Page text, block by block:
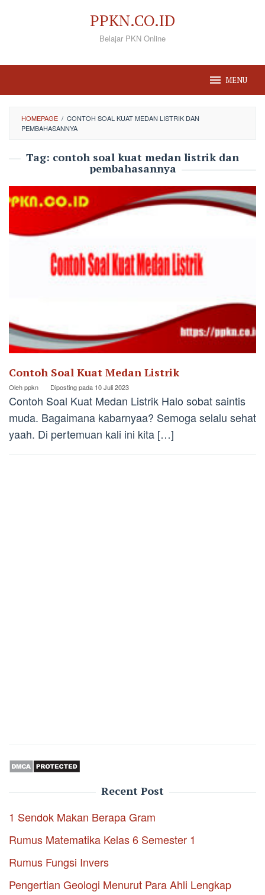
PPKN.CO.ID
Belajar PKN Online
MENU
HOMEPAGE / CONTOH SOAL KUAT MEDAN LISTRIK DAN
PEMBAHASANNYA
Tag: contoh soal kuat medan listrik dan
pembahasannya
Contoh Soal Kuat Medan Listrik
Olehppkn Diposting pada 10 Juli 2023
Contoh Soal Kuat Medan Listrik Halo sobat saintis
muda. Bagaimana kabarnyaa? Semoga selalu sehat
yaah. Di pertemuan kali ini kita […]
Recent Post
1 Sendok Makan Berapa Gram
Rumus Matematika Kelas 6 Semester 1
Rumus Fungsi Invers
Pengertian Geologi Menurut Para Ahli Lengkap